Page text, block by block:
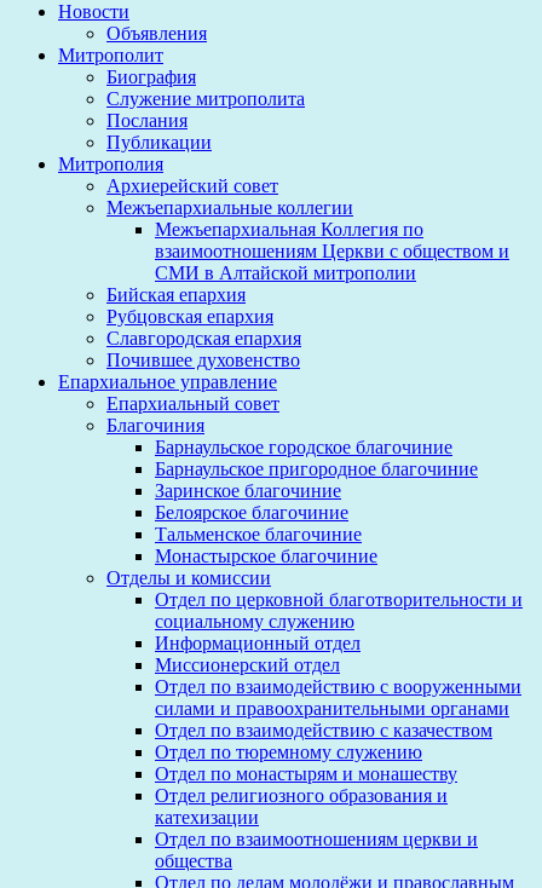
Новости
Объявления
Митрополит
Биография
Служение митрополита
Послания
Публикации
Митрополия
Архиерейский совет
Межъепархиальные коллегии
Межъепархиальная Коллегия по
взаимоотношениям Церкви с обществом и
СМИ в Алтайской митрополии
Бийская епархия
Рубцовская епархия
Славгородская епархия
Почившее духовенство
Епархиальное управление
Епархиальный совет
Благочиния
Барнаульское городское благочиние
Барнаульское пригородное благочиние
Заринское благочиние
Белоярское благочиние
Тальменское благочиние
Монастырское благочиние
Отделы и комиссии
Отдел по церковной благотворительности и
социальному служению
Информационный отдел
Миссионерский отдел
Отдел по взаимодействию с вооруженными
силами и правоохранительными органами
Отдел по взаимодействию с казачеством
Отдел по тюремному служению
Отдел по монастырям и монашеству
Отдел религиозного образования и
катехизации
Отдел по взаимоотношениям церкви и
общества
Отдел по делам молодёжи и православным